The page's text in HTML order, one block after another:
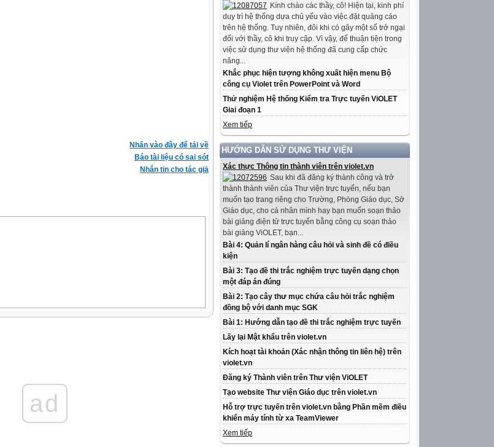
Kính chào các thầy, cô! Hiện tại, kinh phí
duy trì hệ thống dựa chủ yếu vào việc đặt quảng cáo
trên hệ thống. Tuy nhiên, đôi khi có gây một số trở ngại
đối với thầy, cô khi truy cập. Vì vậy, để thuận tiện trong
việc sử dụng thư viện hệ thống đã cung cấp chức
năng...
Khắc phục hiện tượng không xuất hiện menu Bộ
công cụ Violet trên PowerPoint và Word
Thử nghiệm Hệ thống Kiểm tra Trực tuyến ViOLET
Giai đoạn 1
Xem tiếp
HƯỚNG DẪN SỬ DỤNG THƯ VIỆN
Xác thực Thông tin thành viên trên violet.vn
Sau khi đã đăng ký thành công và trở
thành thành viên của Thư viện trực tuyến, nếu bạn
muốn tạo trang riêng cho Trường, Phòng Giáo dục, Sở
Giáo dục, cho cá nhân mình hay bạn muốn soạn thảo
bài giảng điện tử trực tuyến bằng công cụ soạn thảo
bài giảng ViOLET, bạn...
Bài 4: Quản lí ngân hàng câu hỏi và sinh đề có điều
kiện
Bài 3: Tạo đề thi trắc nghiệm trực tuyến dạng chọn
một đáp án đúng
Bài 2: Tạo cây thư mục chứa câu hỏi trắc nghiệm
đồng bộ với danh mục SGK
Bài 1: Hướng dẫn tạo đề thi trắc nghiệm trực tuyến
Lấy lại Mật khẩu trên violet.vn
Kích hoạt tài khoản (Xác nhận thông tin liên hệ) trên
violet.vn
Đăng ký Thành viên trên Thư viện ViOLET
Tạo website Thư viện Giáo dục trên violet.vn
Hỗ trợ trực tuyến trên violet.vn bằng Phần mềm điều
khiển máy tính từ xa TeamViewer
Xem tiếp
Nhấn vào đây để tải về
Báo tài liệu có sai sót
Nhắn tin cho tác giả
ad